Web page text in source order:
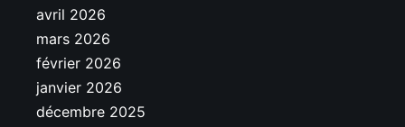
avril 2026
mars 2026
février 2026
janvier 2026
décembre 2025